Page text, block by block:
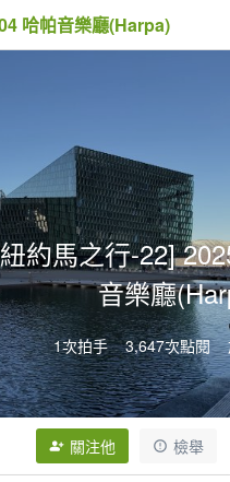
哈帕音樂廳(Harpa)
約馬之行-22]
音樂廳
1次拍手 3,647次點閱
關注他 檢舉